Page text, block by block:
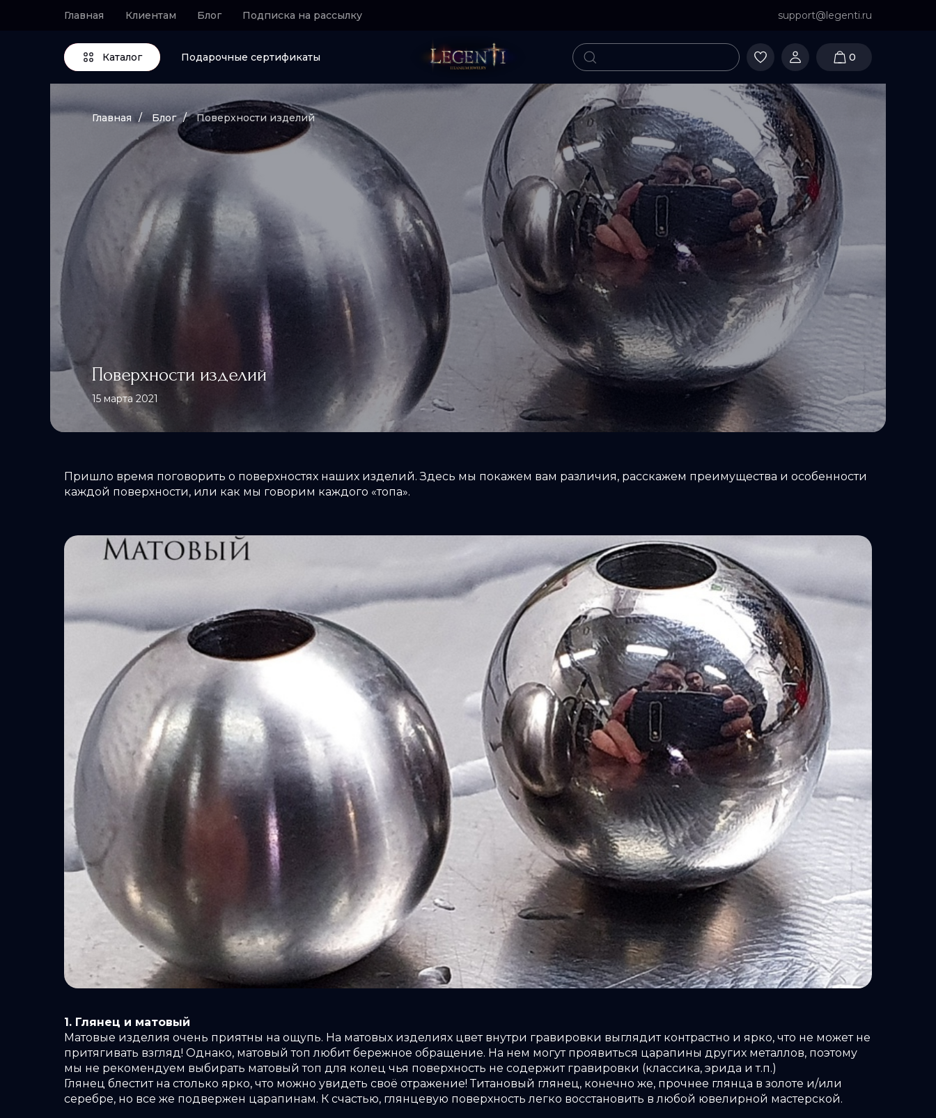
Главная Клиентам Блог Подписка на рассылку support@legenti.ru
Каталог Подарочные сертификаты 0
Главная / Блог / Поверхности изделий
Поверхности изделий
15 марта 2021
Пришло время поговорить о поверхностях наших изделий. Здесь мы покажем вам различия, расскажем преимущества и особенности
каждой поверхности, или как мы говорим каждого «топа».
1. Глянец и матовый
Матовые изделия очень приятны на ощупь. На матовых изделиях цвет внутри гравировки выглядит контрастно и ярко, что не может не
притягивать взгляд! Однако, матовый топ любит бережное обращение. На нем могут проявиться царапины других металлов, поэтому
мы не рекомендуем выбирать матовый топ для колец чья поверхность не содержит гравировки (классика, эрида и т.п.)
Глянец блестит на столько ярко, что можно увидеть своё отражение! Титановый глянец, конечно же, прочнее глянца в золоте и/или
серебре, но все же подвержен царапинам. К счастью, глянцевую поверхность легко восстановить в любой ювелирной мастерской.